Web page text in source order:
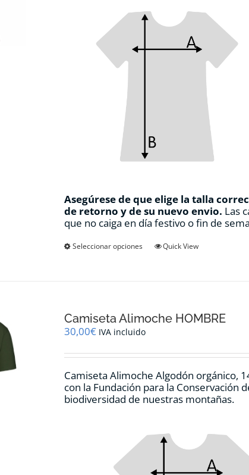
Asegúrese de que elige la talla
de retorno y de su nuevo envio. Las
que no caiga en día festivo o fin de
Seleccionar opciones
Este
opciones
elegir
la
página
de
Quick View
Camiseta Alimoche HOMBRE
30,00€ IVA incluido
Camiseta Alimoche Algodón orgánico,
con la Fundación para la Conservación
biodiversidad de nuestras montañas.